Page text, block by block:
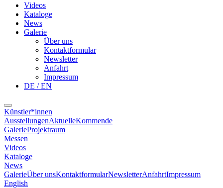
Videos
Kataloge
News
Galerie
Über uns
Kontaktformular
Newsletter
Anfahrt
Impressum
DE / EN
Künstler*innen
AusstellungenAktuelleKommende
GalerieProjektraum
Messen
Videos
Kataloge
News
GalerieÜber unsKontaktformularNewsletterAnfahrtImpressum
English